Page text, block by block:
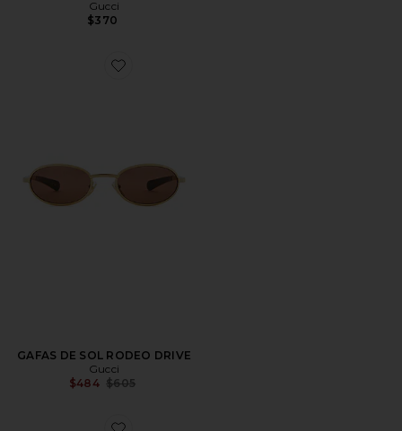
Gucci
$370
Favorite GAFAS DE SOL RODEO DRIVE
GAFAS DE SOL RODEO DRIVE
Gucci
$484 Previous price:
$605